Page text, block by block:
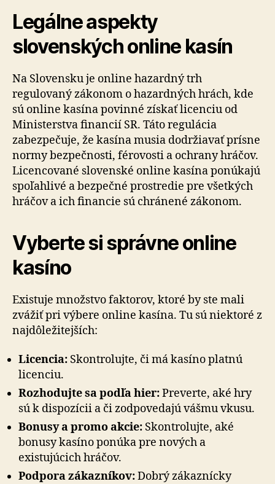
Legálne aspekty
slovenských online kasín
Na Slovensku je online hazardný trh
regulovaný zákonom o hazardných hrách, kde
sú online kasína povinné získať licenciu od
Ministerstva financií SR. Táto regulácia
zabezpečuje, že kasína musia dodržiavať prísne
normy bezpečnosti, férovosti a ochrany hráčov.
Licencované slovenské online kasína ponúkajú
spoľahlivé a bezpečné prostredie pre všetkých
hráčov a ich financie sú chránené zákonom.
Vyberte si správne online
kasíno
Existuje množstvo faktorov, ktoré by ste mali
zvážiť pri výbere online kasína. Tu sú niektoré z
najdôležitejších:
Licencia: Skontrolujte, či má kasíno platnú
licenciu.
Rozhodujte sa podľa hier:Preverte, aké hry
sú k dispozícii a či zodpovedajú vášmu vkusu.
Bonusy a promo akcie: Skontrolujte, aké
bonusy kasíno ponúka pre nových a
existujúcich hráčov.
Podpora zákazníkov:Dobrý zákaznícky